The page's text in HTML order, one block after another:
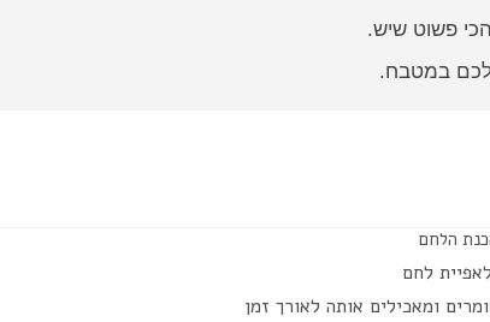
פשוט שיש.
במטבח.
הלחם
לחם
ומאכילים אותה לאורך זמן